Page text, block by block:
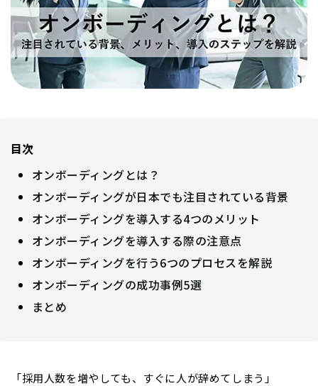
目次
オンボーディングとは？
オンボーディングが日本でも注目されている背景
オンボーディングを導入する4つのメリット
オンボーディングを導入する際の注意点
オンボーディングを行う6つのプロセスを解説
オンボーディングの成功事例5選
まとめ
「採用人数を増やしても、すぐに人が辞めてしまう」